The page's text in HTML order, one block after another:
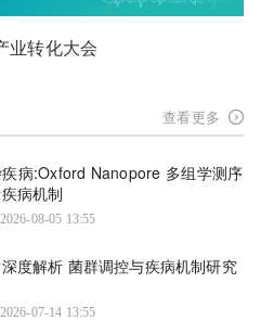
业转化大会
查看更多
病:Oxford Nanopore 多组学测序
病机制
08-05 13:55
度解析 菌群调控与疾病机制研究
07-14 13:55